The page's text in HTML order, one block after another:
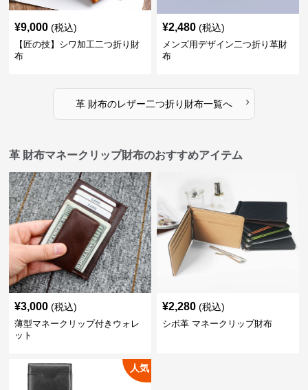
¥9,000 (税込)
【匠の技】シワ加工二つ折り財
布
¥2,480 (税込)
メンズ用デザイン二つ折り革財
布
革 財布のレザー二つ折り財布一覧へ ›
革 財布マネークリップ財布のおすすめアイテム
¥3,000 (税込)
薄型マネークリップ付きウォレ
ット
¥2,280 (税込)
シボ革 マネークリップ財布
人気